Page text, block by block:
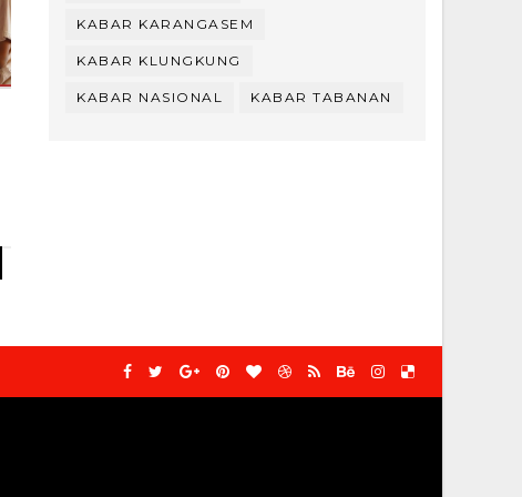
KABAR KARANGASEM
KABAR KLUNGKUNG
KABAR NASIONAL KABAR TABANAN